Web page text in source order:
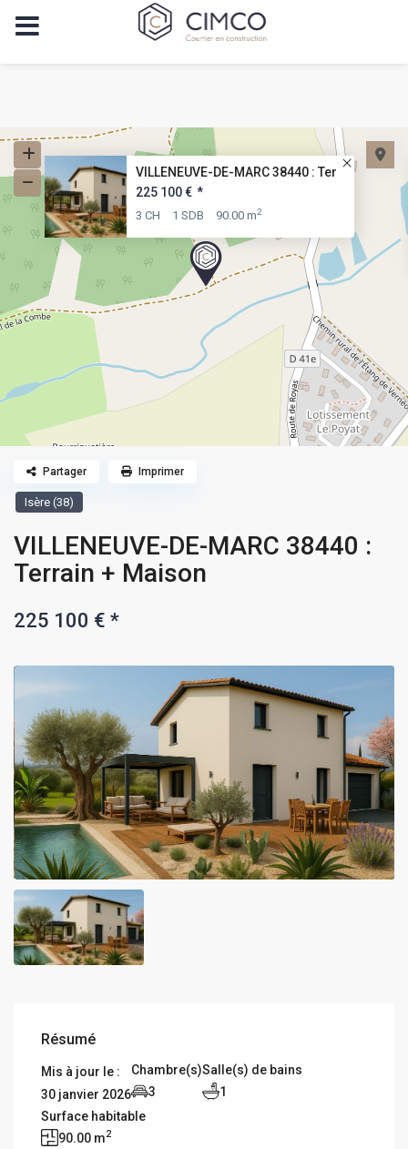
VILLENEUVE-DE-MARC 38440 : Ter
225 100 € *
3 CH 1 SDB 90.00 m2
Isère (38)
VILLENEUVE-DE-MARC 38440 :
Terrain + Maison
225 100 €*
Partager Imprimer
Résumé
Mis à jour le :
30 janvier 2026
Chambre(s)
3
Salle(s) de bains
1
Surface habitable
90.00 m2